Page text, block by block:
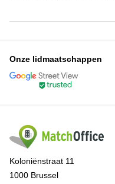
Onze lidmaatschappen
Koloniënstraat 11
1000 Brussel